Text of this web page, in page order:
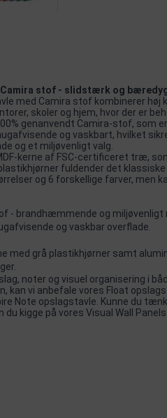
Camira stof - slidstærk og
med Camira stof kombinerer
skoler og hjem, hvor der er
genanvendt Camira-stof, som
og vaskbart, hvilket
og et miljøvenligt valg.
kerne af FSC-certificeret træ,
fuldender det
og 6 forskellige farver, men
- brandhæmmende og miljøvenligt
og vaskbar overflade.
med grå plastikhjørner samt
noter og visuel organisering i
kan vi anbefale vores Float
Note opslagstavle. Kunne du
du kigge på vores Visual Wall